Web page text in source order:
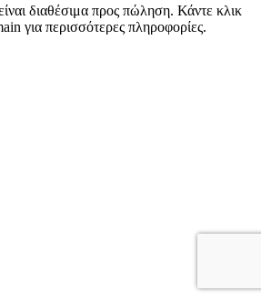
διαθέσιμα προς πώληση. Κάντε κλικ
για περισσότερες πληροφορίες.